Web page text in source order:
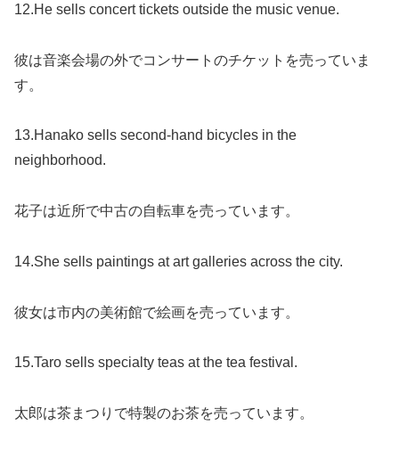
12.He sells concert tickets outside the music venue.
彼は音楽会場の外でコンサートのチケットを売っていま
す。
13.Hanako sells second-hand bicycles in the
neighborhood.
花子は近所で中古の自転車を売っています。
14.She sells paintings at art galleries across the city.
彼女は市内の美術館で絵画を売っています。
15.Taro sells specialty teas at the tea festival.
太郎は茶まつりで特製のお茶を売っています。